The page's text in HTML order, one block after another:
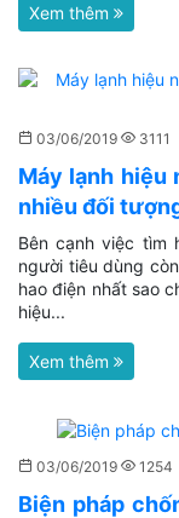
Xem thêm
03/06/2019 3111
Máy lạnh hiệu
nhiều đối
Bên cạnh việc tìm
người tiêu dùng
hao điện nhất sao
hiệu...
Xem thêm
03/06/2019 1254
Biện pháp